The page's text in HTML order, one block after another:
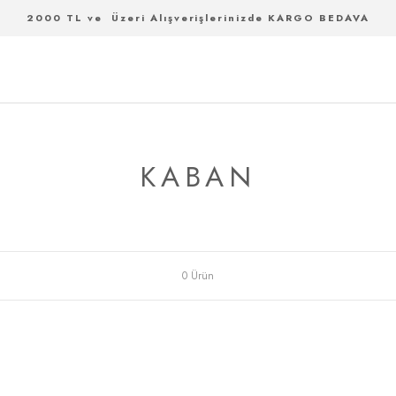
2000 TL ve Üzeri Alışverişlerinizde KARGO BEDAVA
KABAN
0 Ürün